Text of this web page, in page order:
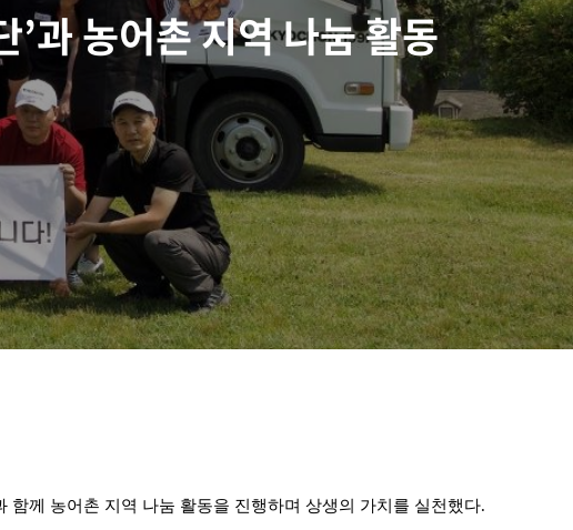
과 농어촌 지역 나눔 활동
함께 농어촌 지역 나눔 활동을 진행하며 상생의 가치를 실천했다.